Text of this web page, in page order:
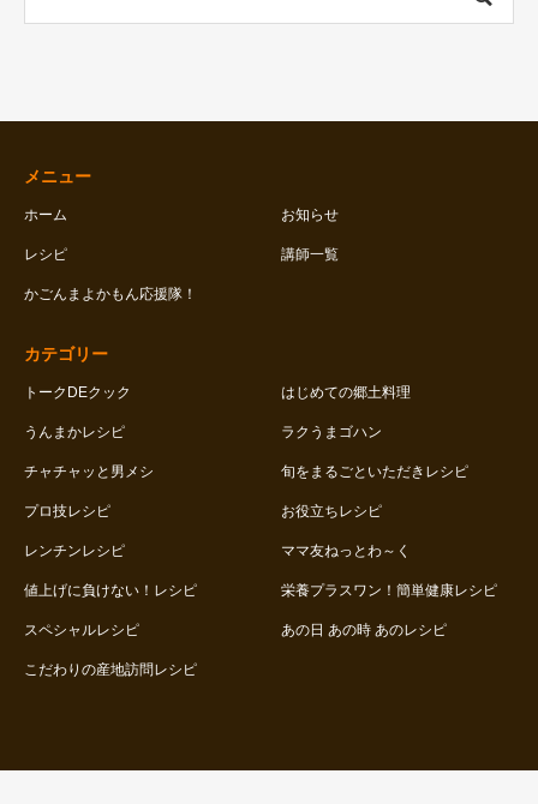
メニュー
ホーム お知らせ
レシピ 講師一覧
かごんまよかもん応援隊！
カテゴリー
トークDEクック はじめての郷土料理
うんまかレシピ ラクうまゴハン
チャチャッと男メシ 旬をまるごといただきレシピ
プロ技レシピ お役立ちレシピ
レンチンレシピ ママ友ねっとわ～く
値上げに負けない！レシピ 栄養プラスワン！簡単健康レシピ
スペシャルレシピ あの日 あの時 あのレシピ
こだわりの産地訪問レシピ